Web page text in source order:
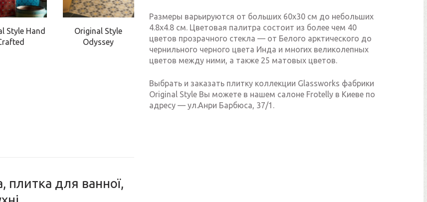
Style Hand
Original Style
Odyssey
плитка для ванної,
Размеры варьируются от больших 60х30 см до небольших
4.8х4.8 см. Цветовая палитра состоит из более чем 40
цветов прозрачного стекла — от Белого арктического до
чернильного черного цвета Инда и многих великолепных
цветов между ними, а также 25 матовых цветов.
Выбрать и заказать плитку коллекции Glassworks фабрики
Original Style Вы можете в нашем салоне Frotelly в Киеве по
адресу — ул.Анри Барбюса, 37/1.